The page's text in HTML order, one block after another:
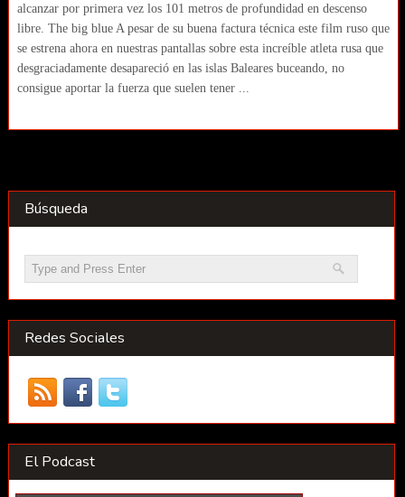
alcanzar por primera vez los 101 metros de profundidad en descenso
libre. The big blue A pesar de su buena factura técnica este film ruso que
se estrena ahora en nuestras pantallas sobre esta increíble atleta rusa que
desgraciadamente desapareció en las islas Baleares buceando, no
consigue aportar la fuerza que suelen tener ...
Búsqueda
Redes Sociales
El Podcast